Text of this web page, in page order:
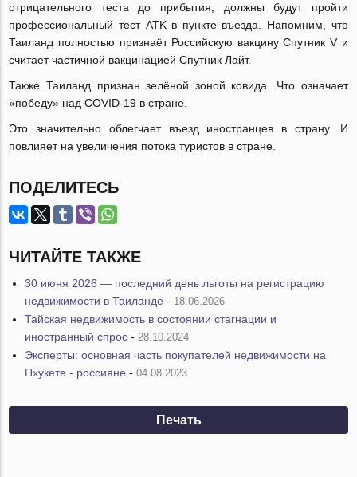
отрицательного теста до прибытия, должны будут пройти
профессиональный тест ATK в пункте въезда. Напомним, что
Таиланд полностью признаёт Российскую вакцину Спутник V и
считает частичной вакцинацией Спутник Лайт.
Также Таиланд признан зелёной зоной ковида. Что означает
«победу» над COVID-19 в стране.
Это значительно облегчает въезд иностранцев в страну. И
повлияет на увеличения потока туристов в стране.
ПОДЕЛИТЕСЬ
ЧИТАЙТЕ ТАКЖЕ
30 июня 2026 — последний день льготы на регистрацию
недвижимости в Таиланде - 18.06.2026
Тайская недвижимость в состоянии стагнации и
иностранный спрос - 28.10.2024
Эксперты: основная часть покупателей недвижимости на
Пхукете - россияне -04.08.2023
Печать